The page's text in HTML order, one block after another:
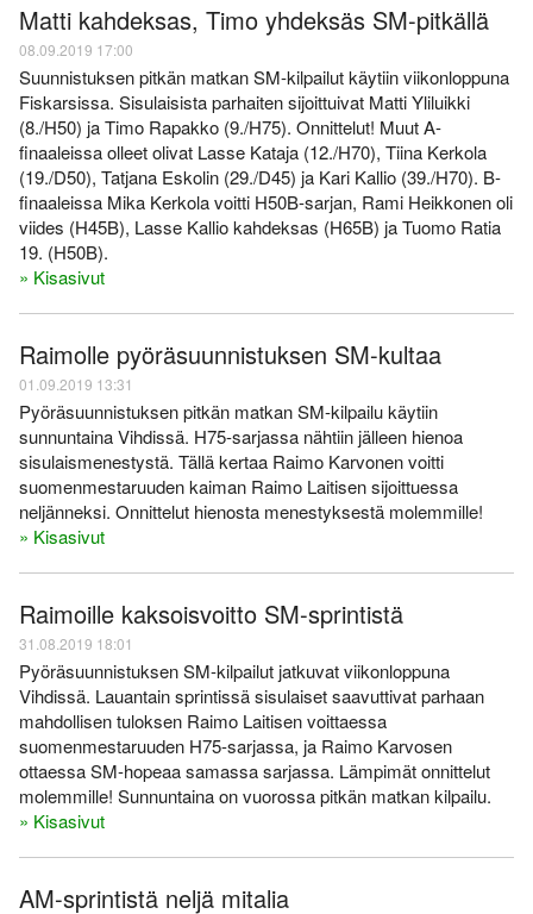
Matti kahdeksas, Timo yhdeksäs SM-pitkällä
08.09.2019 17:00
Suunnistuksen pitkän matkan SM-kilpailut käytiin viikonloppuna
Fiskarsissa. Sisulaisista parhaiten sijoittuivat Matti Yliluikki
(8./H50) ja Timo Rapakko (9./H75). Onnittelut! Muut A-
finaaleissa olleet olivat Lasse Kataja (12./H70), Tiina Kerkola
(19./D50), Tatjana Eskolin (29./D45) ja Kari Kallio (39./H70). B-
finaaleissa Mika Kerkola voitti H50B-sarjan, Rami Heikkonen oli
viides (H45B), Lasse Kallio kahdeksas (H65B) ja Tuomo Ratia
19. (H50B).
» Kisasivut
Raimolle pyöräsuunnistuksen SM-kultaa
01.09.2019 13:31
Pyöräsuunnistuksen pitkän matkan SM-kilpailu käytiin
sunnuntaina Vihdissä. H75-sarjassa nähtiin jälleen hienoa
sisulaismenestystä. Tällä kertaa Raimo Karvonen voitti
suomenmestaruuden kaiman Raimo Laitisen sijoittuessa
neljänneksi. Onnittelut hienosta menestyksestä molemmille!
» Kisasivut
Raimoille kaksoisvoitto SM-sprintistä
31.08.2019 18:01
Pyöräsuunnistuksen SM-kilpailut jatkuvat viikonloppuna
Vihdissä. Lauantain sprintissä sisulaiset saavuttivat parhaan
mahdollisen tuloksen Raimo Laitisen voittaessa
suomenmestaruuden H75-sarjassa, ja Raimo Karvosen
ottaessa SM-hopeaa samassa sarjassa. Lämpimät onnittelut
molemmille! Sunnuntaina on vuorossa pitkän matkan kilpailu.
» Kisasivut
AM-sprintistä neljä mitalia